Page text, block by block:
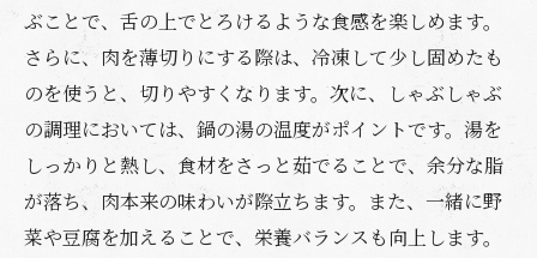
ぶことで、舌の上でとろけるような食感を楽しめます。
さらに、肉を薄切りにする際は、冷凍して少し固めたも
のを使うと、切りやすくなります。次に、しゃぶしゃぶ
の調理においては、鍋の湯の温度がポイントです。湯を
しっかりと熱し、食材をさっと茹でることで、余分な脂
が落ち、肉本来の味わいが際立ちます。また、一緒に野
菜や豆腐を加えることで、栄養バランスも向上します。